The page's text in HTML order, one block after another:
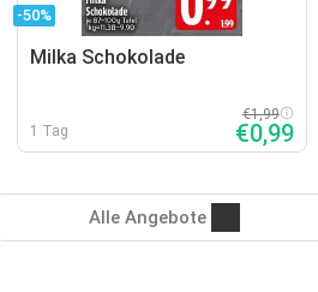
-50%
Milka Schokolade
1 Tag
€1,99
€0,99
Alle Angebote